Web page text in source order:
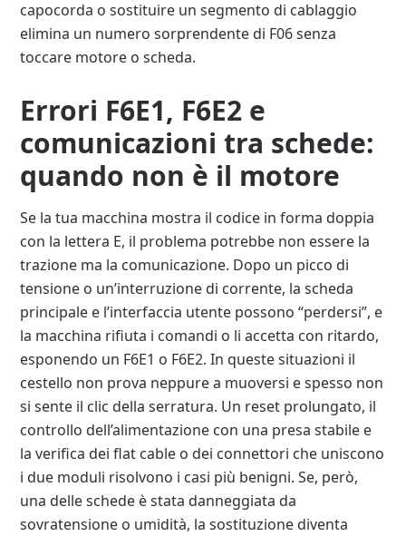
capocorda o sostituire un segmento di cablaggio
elimina un numero sorprendente di F06 senza
toccare motore o scheda.
Errori F6E1, F6E2 e
comunicazioni tra schede:
quando non è il motore
Se la tua macchina mostra il codice in forma doppia
con la lettera E, il problema potrebbe non essere la
trazione ma la comunicazione. Dopo un picco di
tensione o un’interruzione di corrente, la scheda
principale e l’interfaccia utente possono “perdersi”, e
la macchina rifiuta i comandi o li accetta con ritardo,
esponendo un F6E1 o F6E2. In queste situazioni il
cestello non prova neppure a muoversi e spesso non
si sente il clic della serratura. Un reset prolungato, il
controllo dell’alimentazione con una presa stabile e
la verifica dei flat cable o dei connettori che uniscono
i due moduli risolvono i casi più benigni. Se, però,
una delle schede è stata danneggiata da
sovratensione o umidità, la sostituzione diventa